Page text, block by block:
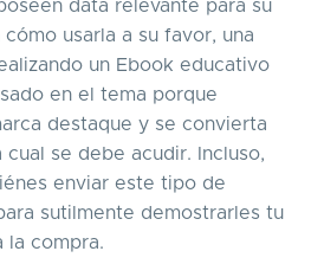
data relevante para su
usarla a su favor, una
un Ebook educativo
en el tema porque
destaque y se convierta
se debe acudir. Incluso,
enviar este tipo de
sutilmente demostrarles tu
la compra.